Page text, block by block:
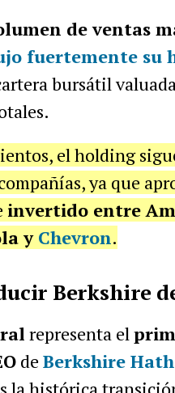
de ventas
fuertemente su
bursátil
el holding
ya que
invertido entre
y Chevron.
Berkshire
representa el
de Berkshire